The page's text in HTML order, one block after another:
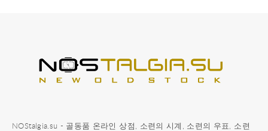
NOStalgia.su - 골동품 온라인 상점, 소련의 시계, 소련의 우표, 소련